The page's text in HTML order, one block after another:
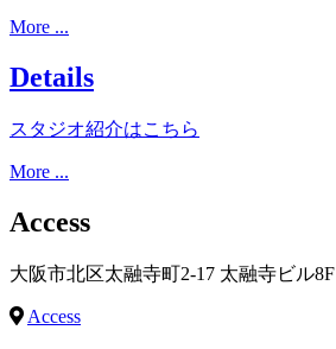
More ...
Details
スタジオ紹介はこちら
More ...
Access
大阪市北区太融寺町2-17 太融寺ビル8F
Access